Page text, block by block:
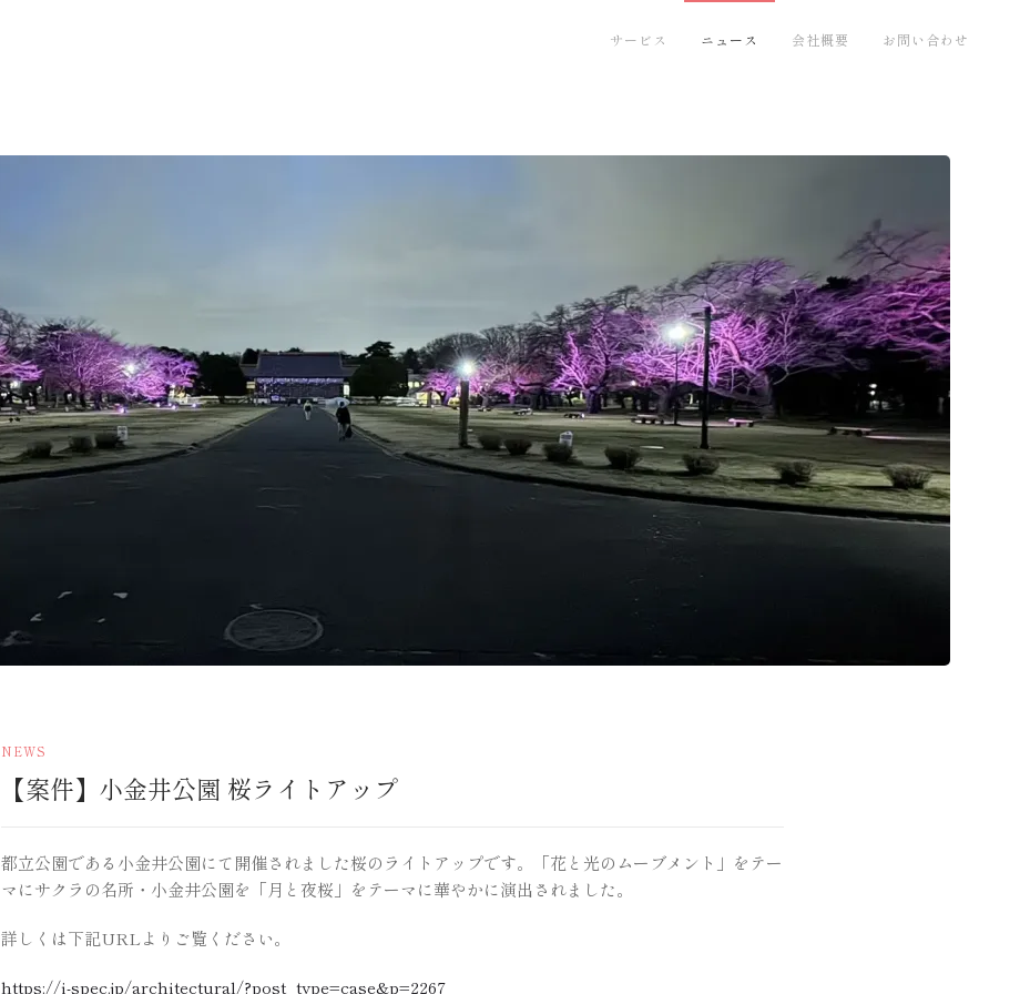
サービス ニュース 会社概要 お問い合わせ
NEWS
【案件】小金井公園 桜ライトアップ
都立公園である小金井公園にて開催されました桜のライトアップです。「花と光のムーブメント」をテー
マにサクラの名所・小金井公園を「月と夜桜」をテーマに華やかに演出されました。
詳しくは下記URLよりご覧ください。
https://i-spec.jp/architectural/?post_type=case&p=2267